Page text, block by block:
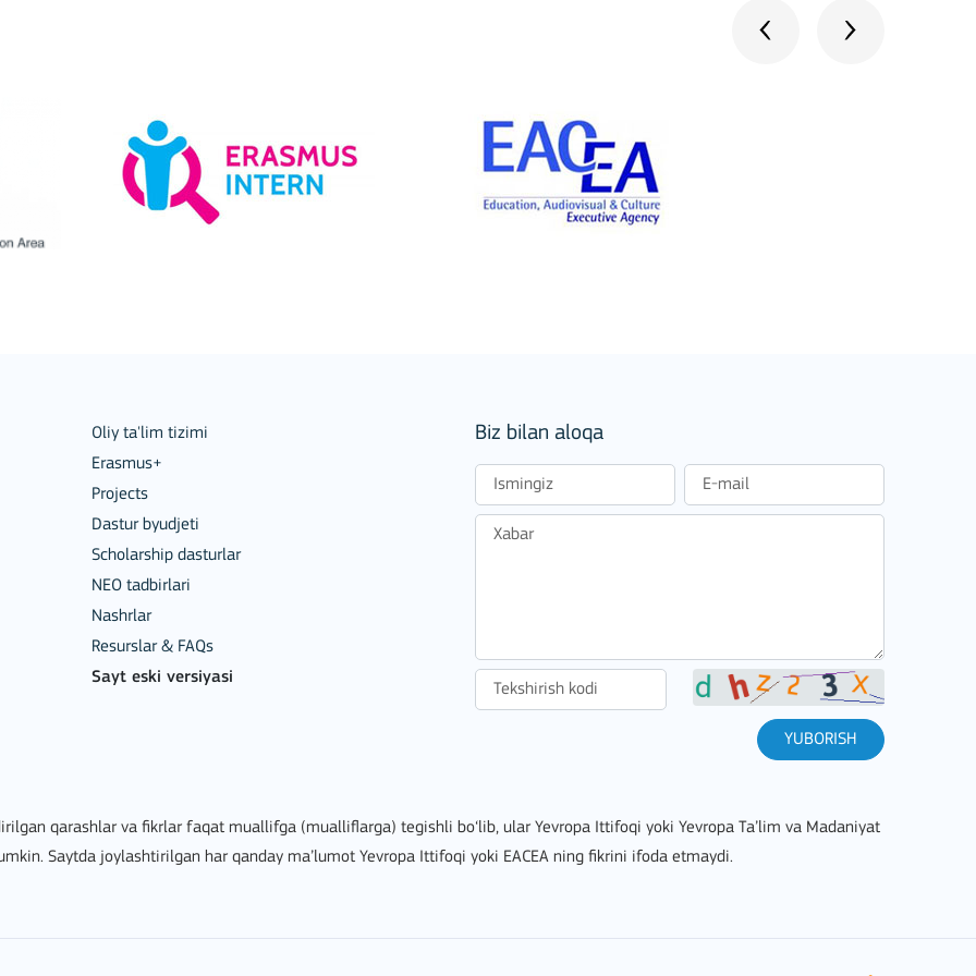
of Individuals
Oliy ta'lim tizimi
Erasmus+
Projects
Dastur byudjeti
Scholarship dasturlar
NEO tadbirlari
Nashrlar
Resurslar & FAQs
Sayt eski versiyasi
Biz bilan aloqa
YUBORISH
qarashlar va fikrlar faqat muallifga (mualliflarga) tegishli bo‘lib, ular Yevropa Ittifoqi yoki Yevropa Ta’lim va Madaniyat
Saytda joylashtirilgan har qanday ma’lumot Yevropa Ittifoqi yoki EACEA ning fikrini ifoda etmaydi.